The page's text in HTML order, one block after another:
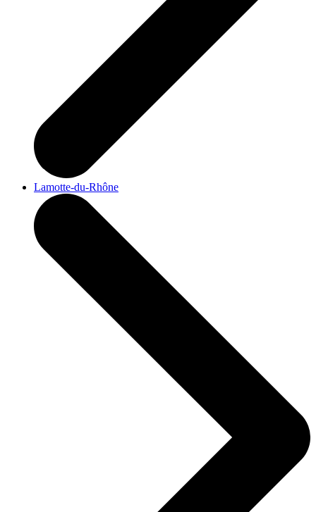
Lamotte-du-Rhône